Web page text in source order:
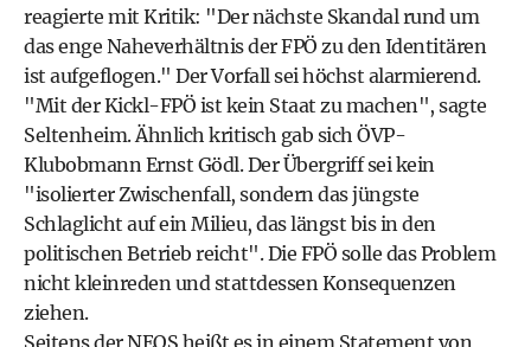
reagierte mit Kritik: "Der nächste Skandal rund um
das enge Naheverhältnis der FPÖ zu den Identitären
ist aufgeflogen." Der Vorfall sei höchst alarmierend.
"Mit der Kickl-FPÖ ist kein Staat zu machen", sagte
Seltenheim. Ähnlich kritisch gab sich ÖVP-
Klubobmann Ernst Gödl. Der Übergriff sei kein
"isolierter Zwischenfall, sondern das jüngste
Schlaglicht auf ein Milieu, das längst bis in den
politischen Betrieb reicht". Die FPÖ solle das Problem
nicht kleinreden und stattdessen Konsequenzen
ziehen.
Seitens der NEOS heißt es in einem Statement von